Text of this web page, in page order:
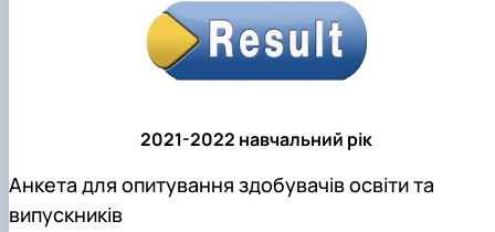
2021-2022 навчальний рік
Анкета для опитування здобувачів освіти та
випускників